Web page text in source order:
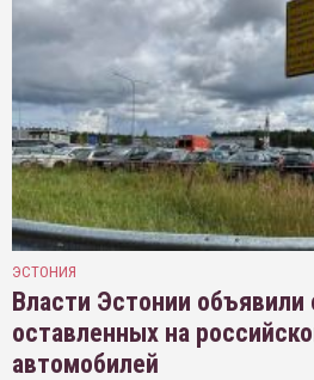
ЭСТОНИЯ
Власти Эстонии
оставленных на
автомобилей